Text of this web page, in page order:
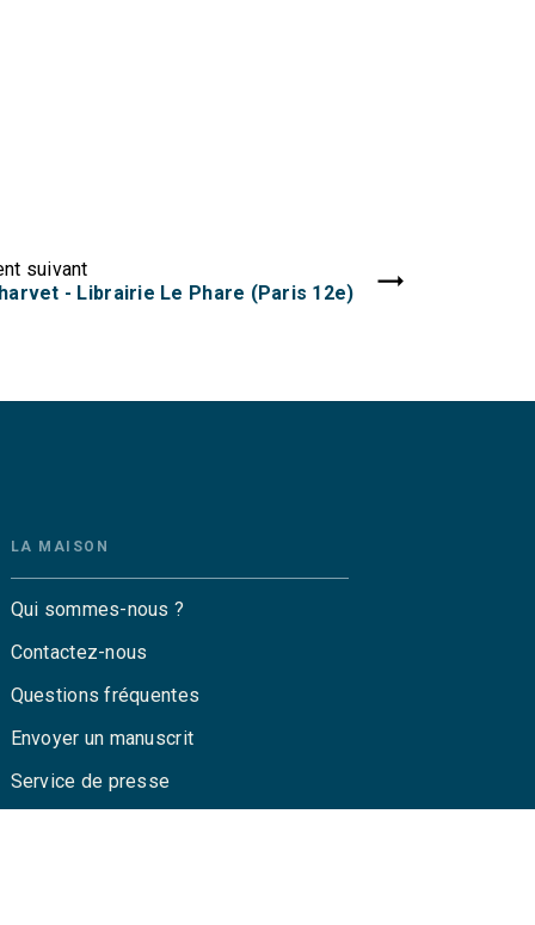
suivant
- Librairie Le Phare (Paris 12e)
LA MAISON
Qui sommes-nous ?
Contactez-nous
Questions fréquentes
Envoyer un manuscrit
Service de presse